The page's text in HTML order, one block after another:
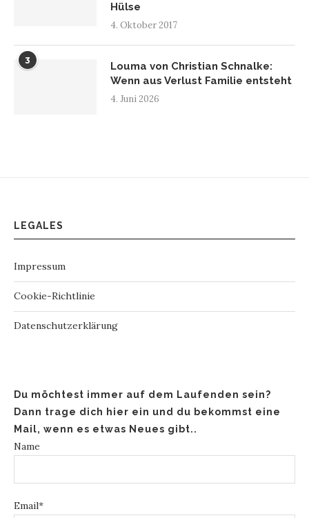
Hülse
4. Oktober 2017
3
Louma von Christian Schnalke:
Wenn aus Verlust Familie entsteht
4. Juni 2026
LEGALES
Impressum
Cookie-Richtlinie
Datenschutzerklärung
Du möchtest immer auf dem Laufenden sein?
Dann trage dich hier ein und du bekommst eine
Mail, wenn es etwas Neues gibt..
Name
Email*